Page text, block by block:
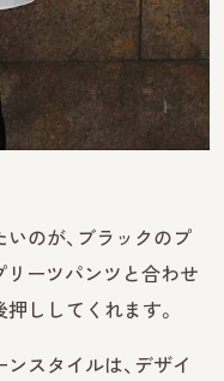
のが、ブラックのプ
リーツパンツと合わせ
ししてくれます。
スタイルは、デザイ